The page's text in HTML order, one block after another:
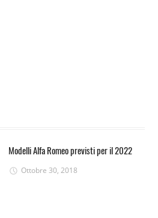
Modelli Alfa Romeo previsti per il 2022
Ottobre 30, 2018